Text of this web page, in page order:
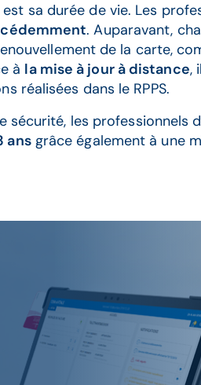
sa durée de vie. Les
. Auparavant,
de la carte,
à la mise à jour à distance,
réalisées dans le RPPS.
sécurité, les professionnels
ansgrâce également à une